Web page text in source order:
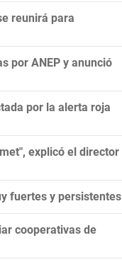
reunirá para
por ANEP y anunció
por la alerta roja
explicó el director
fuertes y persistentes
cooperativas de